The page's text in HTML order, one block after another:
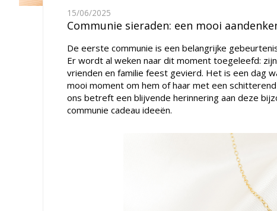
15/06/2025
Communie sieraden: een mooi
De eerste communie is een belangrijke
Er wordt al weken naar dit moment toegeleefd:
vrienden en familie feest gevierd. Het is een dag
mooi moment om hem of haar met een
ons betreft een blijvende herinnering aan deze
communie cadeau ideeën.